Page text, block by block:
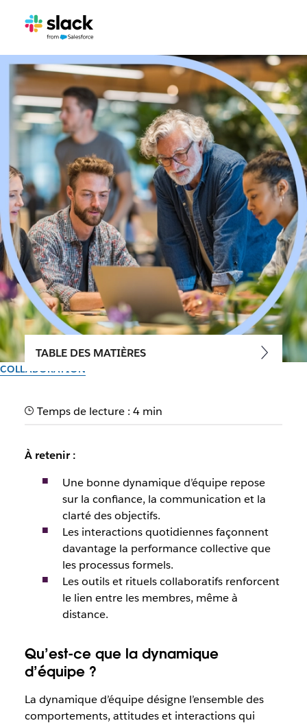
COLLABORATION
Dynamique d’équipe : créer
performante
Par l’équipe Slack
1er décembre 2025
TABLE DES MATIÈRES
Temps de lecture : 4 min
À retenir :
Une bonne dynamique d’équipe repose
sur la confiance, la communication et la
clarté des objectifs.
Les interactions quotidiennes façonnent
davantage la performance collective que
les processus formels.
Les outils et rituels collaboratifs renforcent
le lien entre les membres, même à
distance.
Qu’est-ce que la dynamique
d’équipe ?
La dynamique d’équipe désigne l’ensemble des
comportements, attitudes et interactions qui